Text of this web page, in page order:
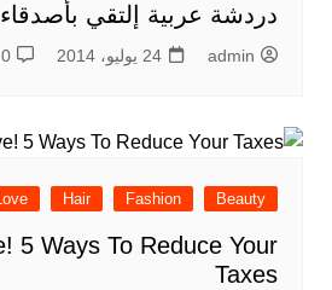
دردشة عربية إلتقي
admin 24 يوليو، 2014 0
Beauty
Fashion
Hair
5 Ways To Reduce Your
Taxes